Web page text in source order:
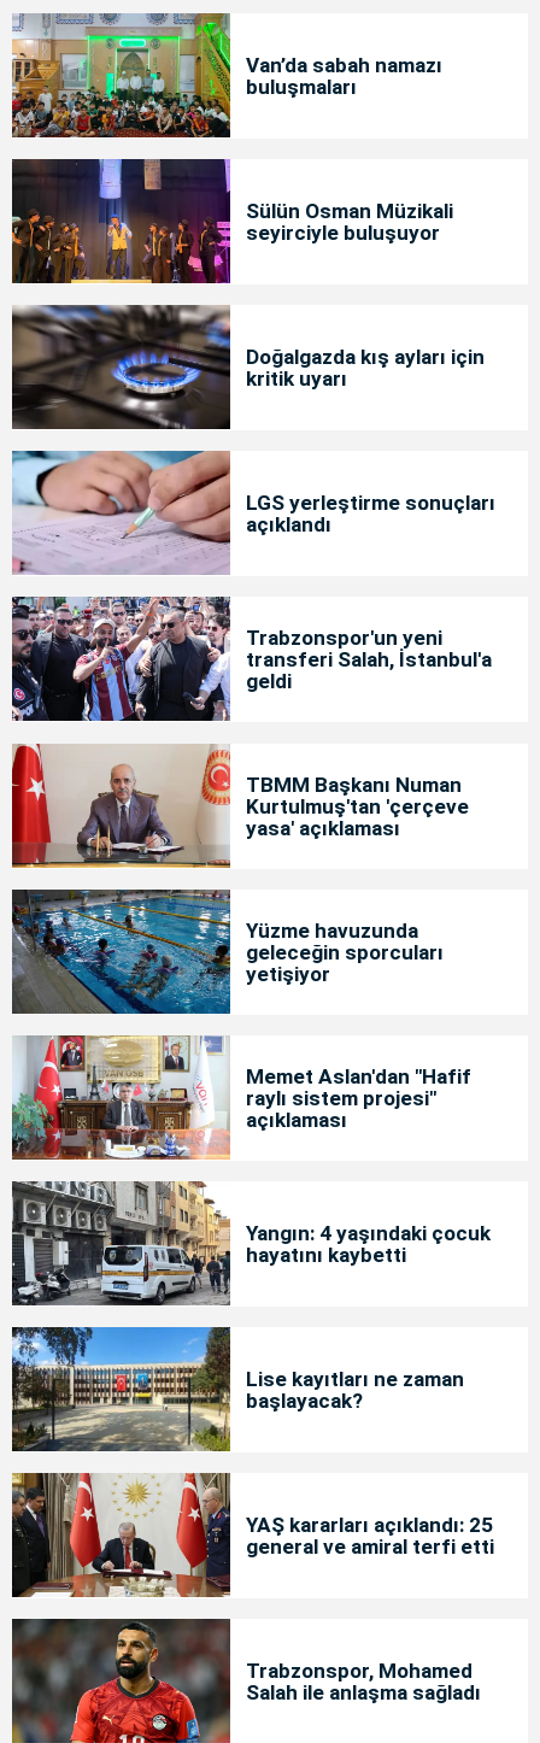
Van’da sabah namazı
buluşmaları
Sülün Osman Müzikali
seyirciyle buluşuyor
Doğalgazda kış ayları için
kritik uyarı
LGS yerleştirme sonuçları
açıklandı
Trabzonspor'un yeni
transferi Salah, İstanbul'a
geldi
TBMM Başkanı Numan
Kurtulmuş'tan 'çerçeve
yasa' açıklaması
Yüzme havuzunda
geleceğin sporcuları
yetişiyor
Memet Aslan'dan "Hafif
raylı sistem projesi"
açıklaması
Yangın: 4 yaşındaki çocuk
hayatını kaybetti
Lise kayıtları ne zaman
başlayacak?
YAŞ kararları açıklandı: 25
general ve amiral terfi etti
Trabzonspor, Mohamed
Salah ile anlaşma sağladı